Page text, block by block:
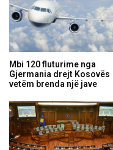
Mbi 120 fluturime nga
Gjermania drejt Kosovës
vetëm brenda një jave